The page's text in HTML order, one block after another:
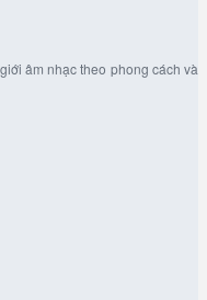
âm nhạc theo phong cách và